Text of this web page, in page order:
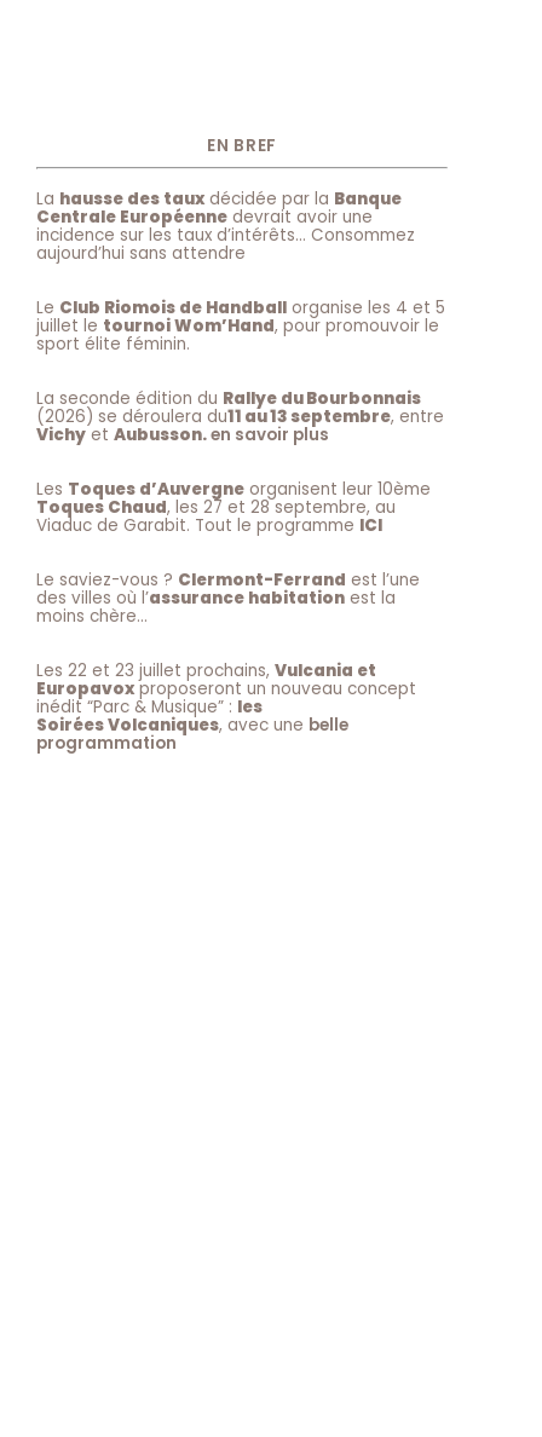
EN BREF
La hausse des taux décidée par la Banque
Centrale Européenne devrait avoir une
incidence sur les taux d’intérêts… Consommez
aujourd’hui sans attendre
Le Club Riomois de Handball organise les 4 et 5
juillet le tournoi Wom’Hand, pour promouvoir le
sport élite féminin.
La seconde édition du Rallye du Bourbonnais
(2026) se déroulera du11 au 13 septembre, entre
Vichy et Aubusson.en savoir plus
Les Toques d’Auvergne organisent leur 10ème
Toques Chaud, les 27 et 28 septembre, au
Viaduc de Garabit. Tout le programme ICI
Le saviez-vous ? Clermont-Ferrand est l’une
des villes où l’assurance habitation est la
moins chère…
Les 22 et 23 juillet prochains, Vulcania et
Europavoxproposeront un nouveau concept
inédit “Parc & Musique” : les
Soirées Volcaniques, avec une belle
programmation